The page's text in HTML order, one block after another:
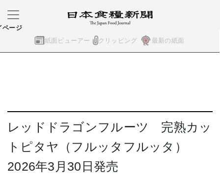
紙面ビューアー クリッピング 最新の紙面
ページ
レッドドラゴンフルーツ 完熟カッ
トピタヤ（フルッタフルッタ）
2026年3月30日発売